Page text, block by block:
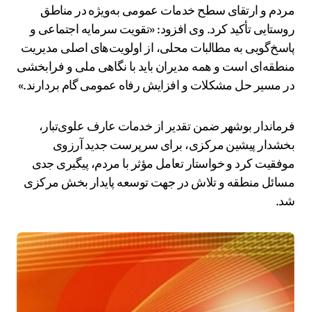
مردم و ارتقای سطح خدمات عمومی به‌ویژه در مناطق
روستایی تأکید کرد. وی افزود: «تقویت سرمایه اجتماعی و
پاسخ‌گویی به مطالبات محلی، از اولویت‌های اصلی مدیریت
منطقه‌ای است و همه مدیران باید با نگاهی ملی و فرابخشی
در مسیر حل مشکلات و افزایش رفاه عمومی گام بردارند.»
فرماندار بوشهر ضمن تقدیر از خدمات عارف علوی‌تبار،
بخشدار پیشین مرکزی، برای سرپرست جدید آرزوی
موفقیت کرد و خواستار تعامل مؤثر با مردم، پیگیری جدی
مسائل منطقه و تلاش در جهت توسعه پایدار بخش مرکزی
شد.